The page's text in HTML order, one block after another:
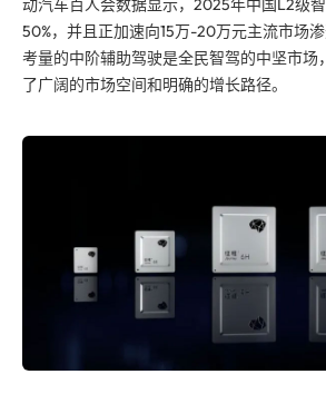
动汽车百人会数据显示，2025年中国L2级
50%，并且正加速向15万-20万元主流市场
考量的中阶辅助驾驶是全民智驾的中坚市场
了广阔的市场空间和明确的增长路径。